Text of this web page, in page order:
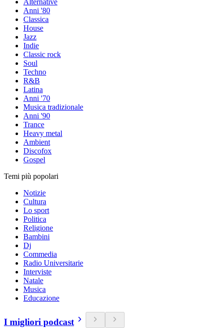
Alternative
Anni '80
Classica
House
Jazz
Indie
Classic rock
Soul
Techno
R&B
Latina
Anni '70
Musica tradizionale
Anni '90
Trance
Heavy metal
Ambient
Discofox
Gospel
Temi più popolari
Notizie
Cultura
Lo sport
Politica
Religione
Bambini
Dj
Commedia
Radio Universitarie
Interviste
Natale
Musica
Educazione
I migliori podcast